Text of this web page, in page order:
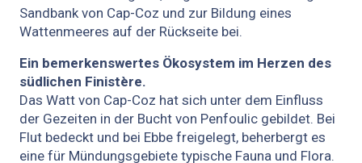
Sandbank von Cap-Coz und zur Bildung eines
Wattenmeeres auf der Rückseite bei.
Ein bemerkenswertes Ökosystem im Herzen des
südlichen Finistère.
Das Watt von Cap-Coz hat sich unter dem Einfluss
der Gezeiten in der Bucht von Penfoulic gebildet. Bei
Flut bedeckt und bei Ebbe freigelegt, beherbergt es
eine für Mündungsgebiete typische Fauna und Flora.